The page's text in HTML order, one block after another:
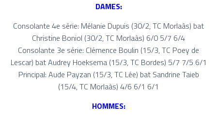
DAMES:
Consolante 4e série: Mélanie Dupuis (30/2,TC Morlaàs) bat
Christine Boniol (30/2,TC Morlaàs) 6/0 5/7 6/4
Consolante 3e série: Clémence Boulin (15/3,TC Poey de
Lescar) bat Audrey Hoeksema (15/3,TC Bordes) 5/7 7/5 6/1
Principal: Aude Payzan (15/3,TC Lée) bat Sandrine Taieb
(15/4,TC Morlaàs) 4/6 6/1 6/1
HOMMES: